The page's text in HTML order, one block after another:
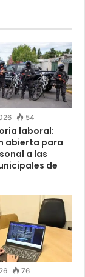
54
laboral:
abierta para
a las
de
76